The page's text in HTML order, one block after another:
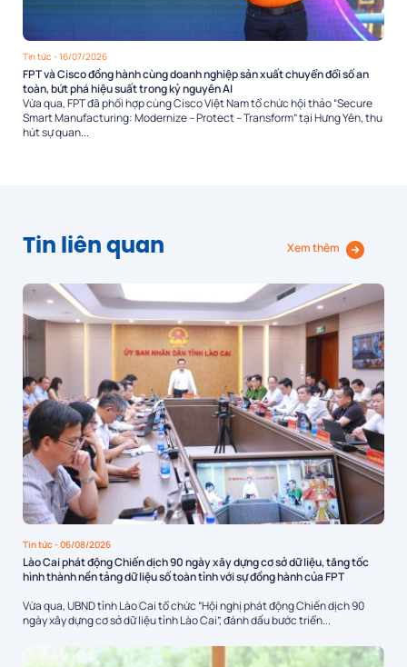
Tin tức - 16/07/2026
FPT và Cisco đồng hành cùng doanh nghiệp sản xuất chuyển đổi số an
toàn, bứt phá hiệu suất trong kỷ nguyên AI
Vừa qua, FPT đã phối hợp cùng Cisco Việt Nam tổ chức hội thảo “Secure
Smart Manufacturing: Modernize – Protect – Transform” tại Hưng Yên, thu
hút sự quan...
Tin liên quan Xem thêm
Tin tức- 06/08/2026
Lào Cai phát động Chiến dịch 90 ngày xây dựng cơ sở dữ liệu, tăng tốc
hình thành nền tảng dữ liệu số toàn tỉnh với sự đồng hành của FPT
Vừa qua, UBND tỉnh Lào Cai tổ chức “Hội nghị phát động Chiến dịch 90
ngày xây dựng cơ sở dữ liệu tỉnh Lào Cai”, đánh dấu bước triển...